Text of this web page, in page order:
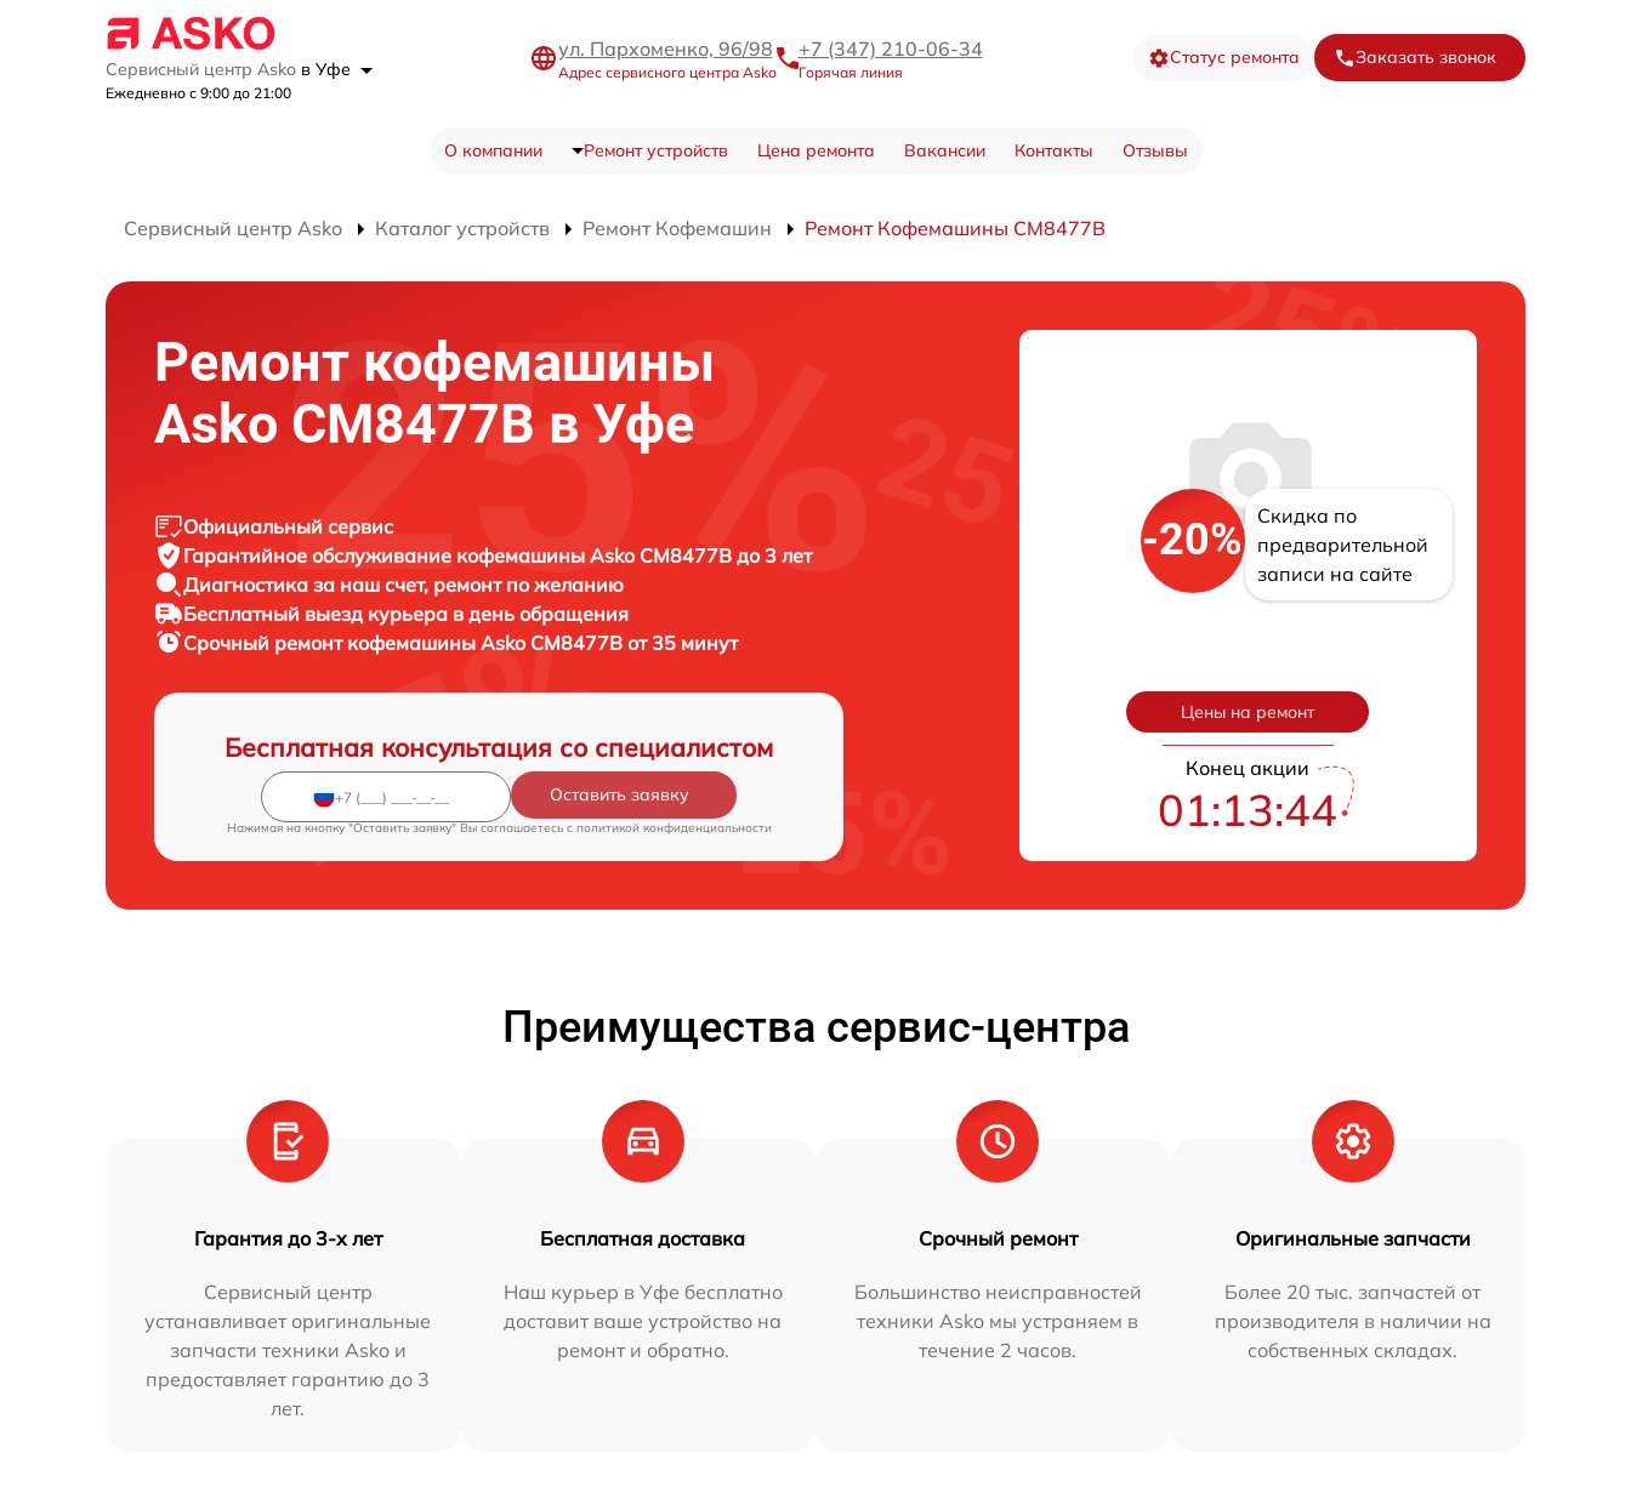
Сервисный центр Asko в Уфе
Ежедневно с 9:00 до 21:00
ул. Пархоменко, 96/98
Адрес сервисного центра Asko
+7 (347) 210-06-34
Горячая линия
Статус ремонта Заказать звонок
О компании Ремонт устройств Цена ремонта Вакансии Контакты Отзывы
Сервисный центр Asko Каталог устройств Ремонт Кофемашин Ремонт Кофемашины CM8477B
Ремонт кофемашины
Asko CM8477B в Уфе
Официальный сервис
Гарантийное обслуживание кофемашины Asko CM8477B до 3 лет
Диагностика за наш счет, ремонт по желанию
Бесплатный выезд курьера в день обращения
Срочный ремонт кофемашины Asko CM8477B от 35 минут
Бесплатная консультация со специалистом
Оставить заявку
Нажимая на кнопку "Оставить заявку" Вы соглашаетесь c политикой конфиденциальности
-20%
Скидка по
предварительной
записи на сайте
Цены на ремонт
Конец акции
01:13:43
Преимущества сервис-центра
Гарантия до 3-х лет
Сервисный центр
устанавливает оригинальные
запчасти техники Asko и
предоставляет гарантию до 3
лет.
Бесплатная доставка
Наш курьер в Уфе бесплатно
доставит ваше устройство на
ремонт и обратно.
Срочный ремонт
Большинство неисправностей
техники Asko мы устраняем в
течение 2 часов.
Оригинальные запчасти
Более 20 тыс. запчастей от
производителя в наличии на
собственных складах.